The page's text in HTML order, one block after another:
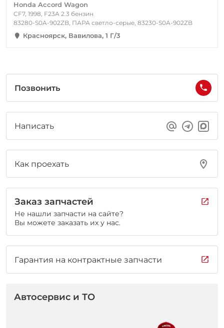
Honda Accord Wagon
CF7, 1998, F23A 2.3 бензин
83280-S0A-902ZB, ПАРА светло-серые, 83230-S0A-902ZB
Красноярск, Вавилова, 1 Г/3
Позвонить
Написать
Как проехать
Заказ запчастей
Не нашли запчасти на сайте?
Вы можете заказать их у нас.
Гарантия на контрактные запчасти
Автосервис и ТО